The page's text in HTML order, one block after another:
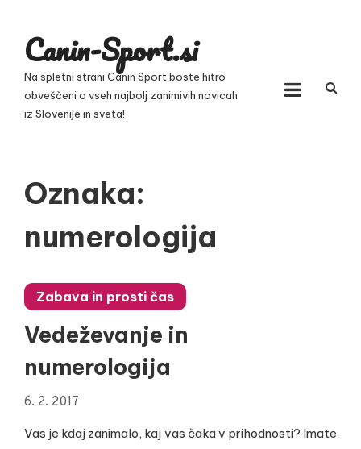
contentCanin-Sport.si
Na spletni strani Canin Sport boste hitro
obveščeni o vseh najbolj zanimivih novicah
iz Slovenije in sveta!
Oznaka:
numerologija
Zabava in prosti čas
Vedeževanje in
numerologija
6. 2. 2017
Vas je kdaj zanimalo, kaj vas čaka v prihodnosti? Imate